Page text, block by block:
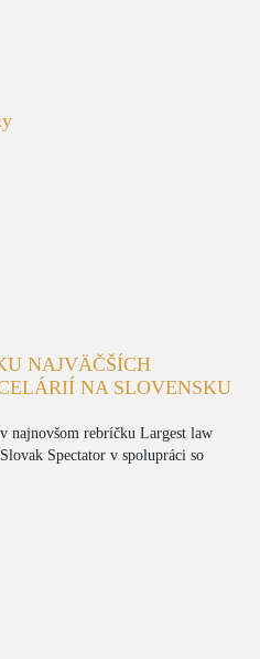
NAJVÄČŠÍCH
NA SLOVENSKU
najnovšom rebríčku Largest law
Spectator v spolupráci so